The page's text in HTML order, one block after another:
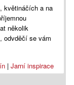
květináčích a na
několik
odvděčí se vám
| Jarní inspirace